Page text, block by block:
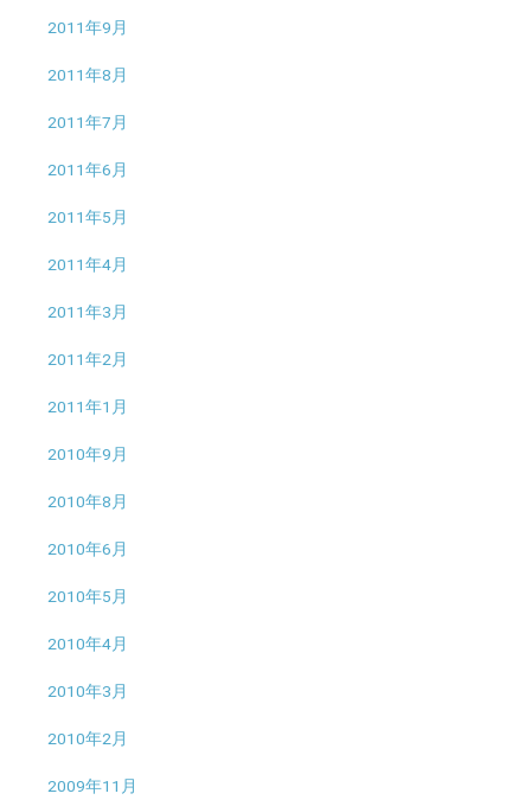
2011年9月
2011年8月
2011年7月
2011年6月
2011年5月
2011年4月
2011年3月
2011年2月
2011年1月
2010年9月
2010年8月
2010年6月
2010年5月
2010年4月
2010年3月
2010年2月
2009年11月